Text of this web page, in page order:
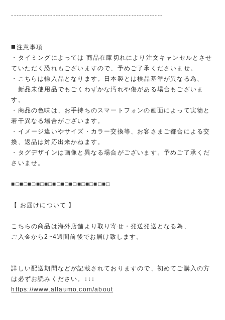
----------------------------------------------------------
◼️注意事項
・タイミングによっては 商品在庫切れにより注文キャンセルとさせ
ていただく恐れもございますので、予めご了承くださいませ。
・こちらは輸入品となります。日本製とは検品基準が異なる為、
新品未使用品でもごくわずかな汚れや傷がある場合もございま
す。
・商品の色味は、お手持ちのスマートフォンの画面によって実物と
若干異なる場合がございます。
・イメージ違いやサイズ・カラー交換等、お客さまご都合による交
換、返品は対応出来かねます。
・タグデザインは画像と異なる場合がございます。予めご了承くだ
さいませ。
■□■□■□■□■□■□■□■□■□■□■□■□
【 お届けについて 】
こちらの商品は海外店舗より取り寄せ・発送発送となる為、
ご入金から2~4週間前後でお届け致します。
詳しい配送期間などが記載されておりますので、初めてご購入の方
は必ずお読みください。↓↓↓
https://www.allaumo.com/about